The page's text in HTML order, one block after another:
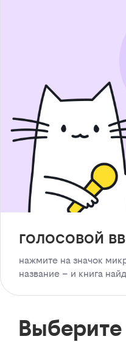
голосовой
нажмите на значок
название – и книга